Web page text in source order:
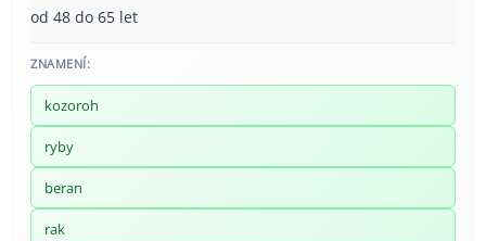
od 48 do 65 let
ZNAMENÍ:
kozoroh
ryby
beran
rak